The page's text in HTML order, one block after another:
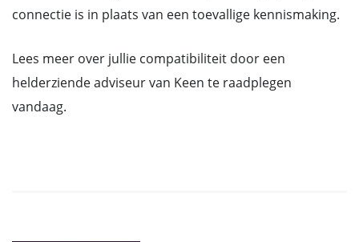
connectie is in plaats van een toevallige kennismaking.
Lees meer over jullie compatibiliteit door een
helderziende adviseur van Keen te raadplegen
vandaag.